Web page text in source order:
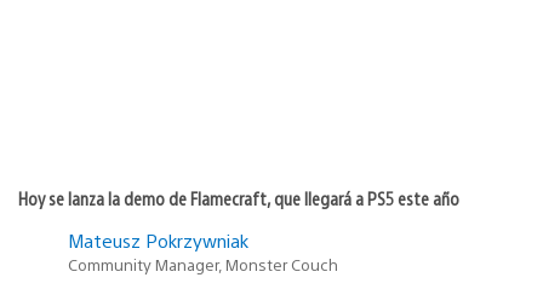
Hoy se lanza la demo de Flamecraft, que llegará a PS5 este año
Mateusz Pokrzywniak
Community Manager, Monster Couch